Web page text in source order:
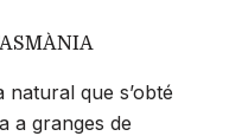
natural que s’obté
a granges de